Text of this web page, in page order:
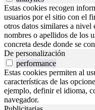
Estas cookies recogen
usuarios por el sitio con el
otros datos similares a nivel
nombres o apellidos de los
concreta desde donde se
De personalización
performance
Estas cookies permiten al
características de las
ejemplo, definir el idioma,
navegador.